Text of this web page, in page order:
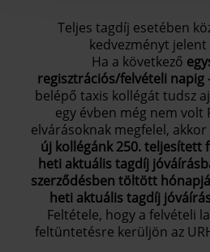
Teljes tagdíj esetében
kedvezményt
Ha a következő
regisztrációs/felvételi napig
belépő taxis kollégát tudsz
egy évben még nem volt
elvárásoknak megfelel, akkor
új kollégánk 250. teljesített
heti aktuális tagdíj
szerződésben töltött
heti aktuális tagdíj
Feltétele, hogy a felvételi
feltüntetésre kerüljön az